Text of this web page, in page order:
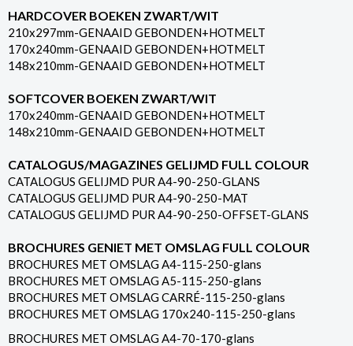
HARDCOVER BOEKEN ZWART/WIT
210x297mm-GENAAID GEBONDEN+HOTMELT
170x240mm-GENAAID GEBONDEN+HOTMELT
148x210mm-GENAAID GEBONDEN+HOTMELT
SOFTCOVER BOEKEN ZWART/WIT
170x240mm-GENAAID GEBONDEN+HOTMELT
148x210mm-GENAAID GEBONDEN+HOTMELT
CATALOGUS/MAGAZINES GELIJMD FULL COLOUR
CATALOGUS GELIJMD PUR A4-90-250-GLANS
CATALOGUS GELIJMD PUR A4-90-250-MAT
CATALOGUS GELIJMD PUR A4-90-250-OFFSET-GLANS
BROCHURES GENIET MET OMSLAG FULL COLOUR
BROCHURES MET OMSLAG A4-115-250-glans
BROCHURES MET OMSLAG A5-115-250-glans
BROCHURES MET OMSLAG CARRÉ-115-250-glans
BROCHURES MET OMSLAG 170x240-115-250-glans
BROCHURES MET OMSLAG A4-70-170-glans